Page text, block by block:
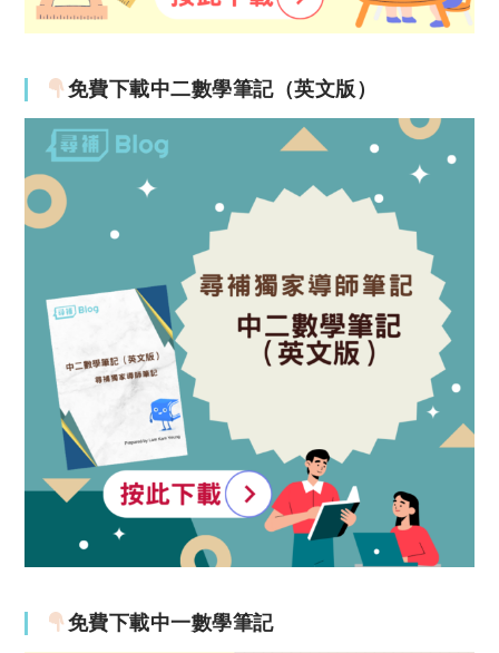
免費下載中二數學筆記（英文版）
免費下載中一數學筆記